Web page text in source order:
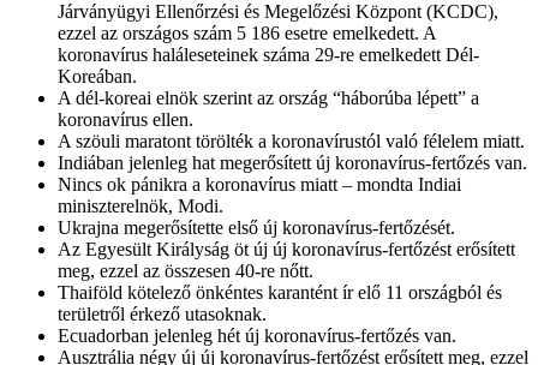
Járványügyi Ellenőrzési és Megelőzési Központ (KCDC),
ezzel az országos szám 5 186 esetre emelkedett. A
koronavírus haláleseteinek száma 29-re emelkedett Dél-
Koreában.
A dél-koreai elnök szerint az ország “háborúba lépett” a
koronavírus ellen.
A szöuli maratont törölték a koronavírustól való félelem miatt.
Indiában jelenleg hat megerősített új koronavírus-fertőzés van.
Nincs ok pánikra a koronavírus miatt – mondta Indiai
miniszterelnök, Modi.
Ukrajna megerősítette első új koronavírus-fertőzését.
Az Egyesült Királyság öt új új koronavírus-fertőzést erősített
meg, ezzel az összesen 40-re nőtt.
Thaiföld kötelező önkéntes karantént ír elő 11 országból és
területről érkező utasoknak.
Ecuadorban jelenleg hét új koronavírus-fertőzés van.
Ausztrália négy új új koronavírus-fertőzést erősített meg, ezzel